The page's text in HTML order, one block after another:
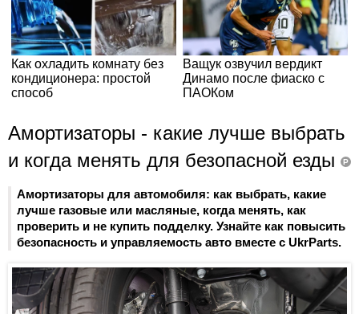
Амортизаторы - какие лучше выбрать
и когда менять для безопасной езды
P
Амортизаторы для автомобиля: как выбрать, какие
лучше газовые или масляные, когда менять, как
проверить и не купить подделку. Узнайте как повысить
безопасность и управляемость авто вместе с UkrParts.